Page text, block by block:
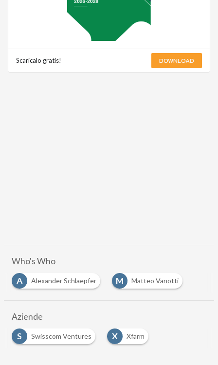
Scaricalo gratis! DOWNLOAD
Who's Who
A
Alexander Schlaepfer M Matteo Vanotti
Aziende
S
Swisscom Ventures X Xfarm